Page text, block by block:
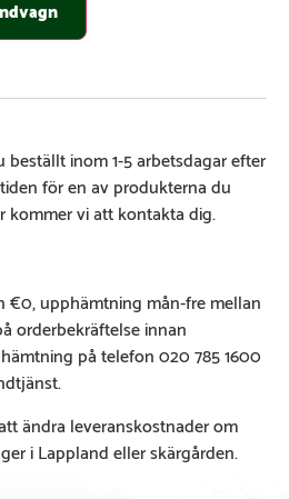
inom 1-5 arbetsdagar efter
för en av produkterna du
kommer vi att kontakta dig.
€0, upphämtning mån-fre mellan
orderbekräftelse innan
på telefon 020 785 1600
ändra leveranskostnader om
i Lappland eller skärgården.